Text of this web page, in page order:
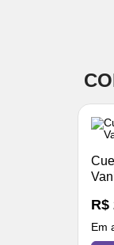
R$
Em